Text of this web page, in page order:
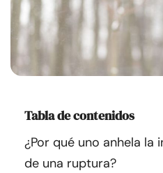
Ayuda
Cursos
Recursos
Comunidad
Tabla de contenidos
¿Por qué uno anhela la
de una ruptura?